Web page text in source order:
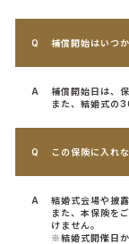
補償開始はいつ
補償開始日は、
また、結婚式の
この保険に入れ
結婚式会場や披
また、本保険を
けません。
※結婚式開催日